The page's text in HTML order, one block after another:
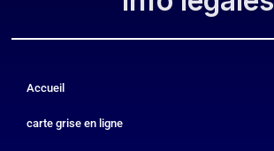
Accueil
carte grise en ligne